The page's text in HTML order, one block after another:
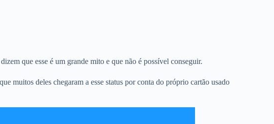
que esse é um grande mito e que não é possível conseguir.
muitos deles chegaram a esse status por conta do próprio cartão usado